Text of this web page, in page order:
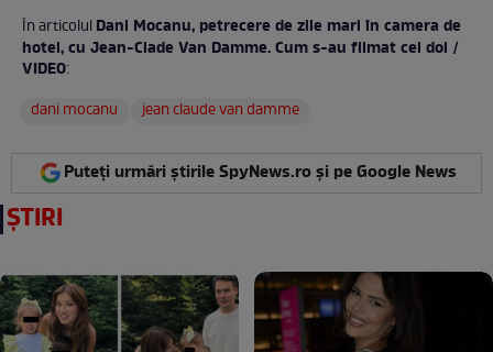
În articolulDani Mocanu, petrecere de zile mari în camera de
hotel, cu Jean-Clade Van Damme. Cum s-au filmat cei doi /
VIDEO:
dani mocanu
jean claude van damme
Puteți urmări știrile SpyNews.ro și pe Google News
ȘTIRI